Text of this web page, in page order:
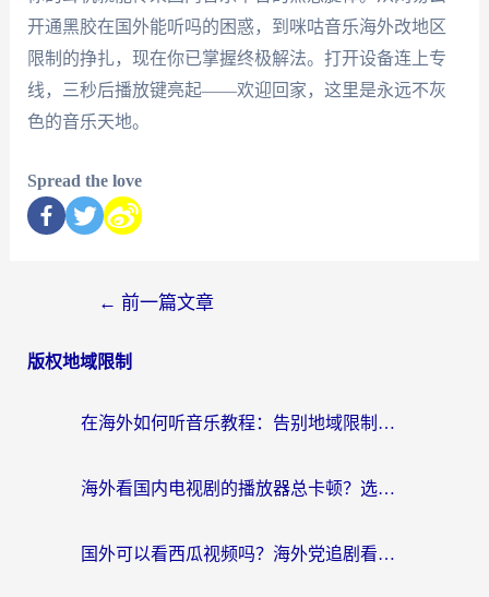
开通黑胶在国外能听吗的困惑，到咪咕音乐海外改地区
限制的挣扎，现在你已掌握终极解法。打开设备连上专
线，三秒后播放键亮起——欢迎回家，这里是永远不灰
色的音乐天地。
Spread the love
← 前一篇文章
版权地域限制
在海外如何听音乐教程：告别地域限制，随时听见国内的声音
海外看国内电视剧的播放器总卡顿？选对回国加速器才是关键
国外可以看西瓜视频吗？海外党追剧看片的终极解决方案